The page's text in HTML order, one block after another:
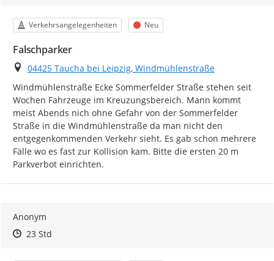
Kategorie
Verkehrsangelegenheiten Status
Neu
Falschparker
Ort
04425 Taucha bei Leipzig, Windmühlenstraße
Windmühlenstraße Ecke Sommerfelder Straße stehen seit
Wochen Fahrzeuge im Kreuzungsbereich. Mann kommt
meist Abends nich ohne Gefahr von der Sommerfelder
Straße in die Windmühlenstraße da man nicht den
entgegenkommenden Verkehr sieht. Es gab schon mehrere
Fälle wo es fast zur Kollision kam. Bitte die ersten 20 m
Parkverbot einrichten.
Anonym
Zeitpunkt des Erstellens
Zeitpunkt des Erstellens
23 StdZur Äußerung